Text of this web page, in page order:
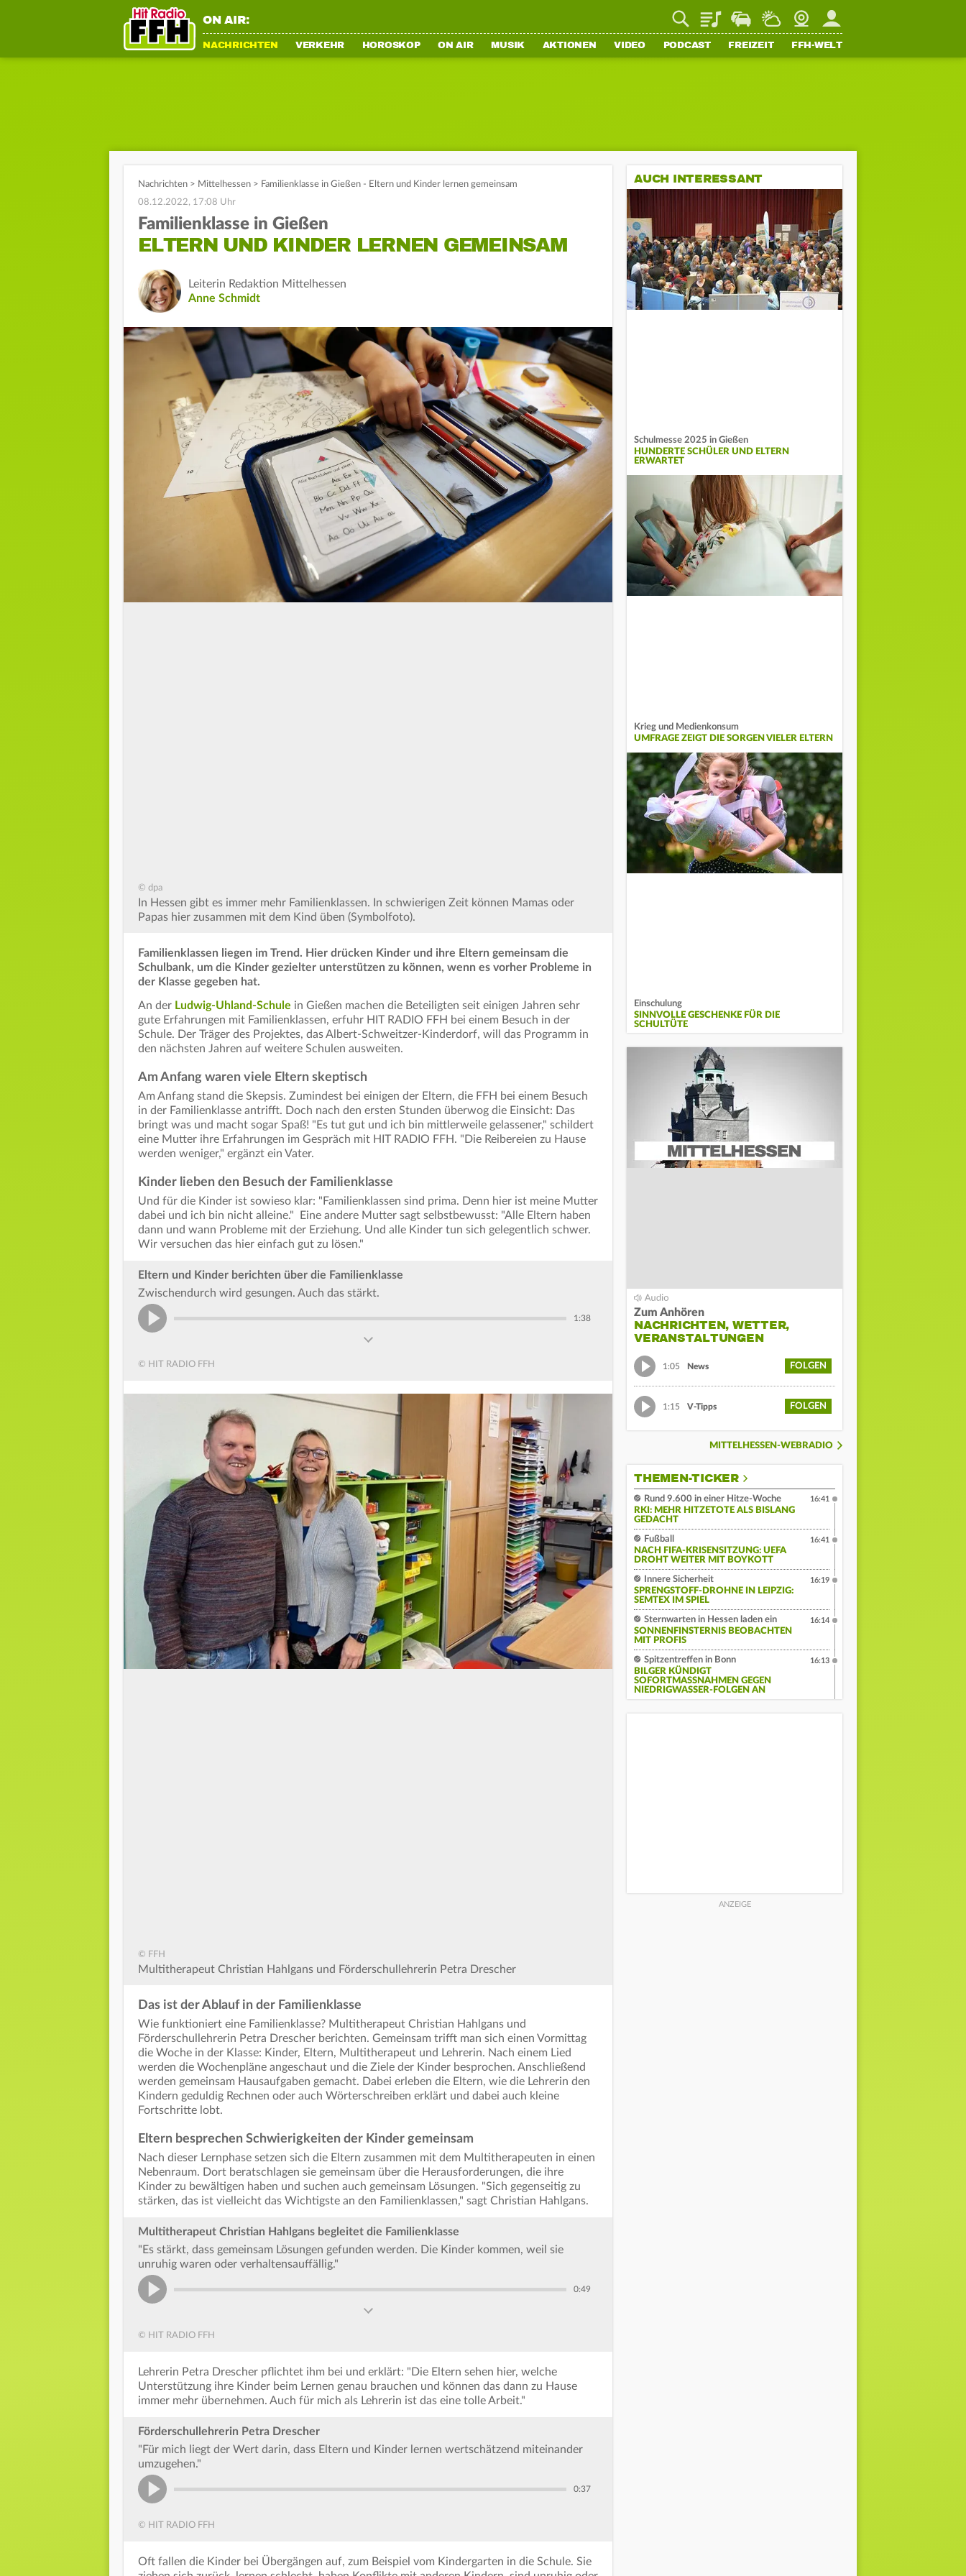
ON AIR: PlaylistStaupilotWetterWebcamMein FFH
NACHRICHTEN VERKEHR HOROSKOP ON AIR MUSIK AKTIONEN VIDEO PODCAST FREIZEIT FFH-WELT
Nachrichten > Mittelhessen > Familienklasse in Gießen - Eltern und Kinder lernen gemeinsam
08.12.2022, 17:08 Uhr
Familienklasse in Gießen
ELTERN UND KINDER LERNEN GEMEINSAM
Leiterin Redaktion Mittelhessen
Anne Schmidt
© dpa
In Hessen gibt es immer mehr Familienklassen. In schwierigen Zeit können Mamas oder
Papas hier zusammen mit dem Kind üben (Symbolfoto).
Familienklassen liegen im Trend. Hier drücken Kinder und ihre Eltern gemeinsam die
Schulbank, um die Kinder gezielter unterstützen zu können, wenn es vorher Probleme in
der Klasse gegeben hat.
An der Ludwig-Uhland-Schule in Gießen machen die Beteiligten seit einigen Jahren sehr
gute Erfahrungen mit Familienklassen, erfuhr HIT RADIO FFH bei einem Besuch in der
Schule. Der Träger des Projektes, das Albert-Schweitzer-Kinderdorf, will das Programm in
den nächsten Jahren auf weitere Schulen ausweiten.
Am Anfang waren viele Eltern skeptisch
Am Anfang stand die Skepsis. Zumindest bei einigen der Eltern, die FFH bei einem Besuch
in der Familienklasse antrifft. Doch nach den ersten Stunden überwog die Einsicht: Das
bringt was und macht sogar Spaß! "Es tut gut und ich bin mittlerweile gelassener," schildert
eine Mutter ihre Erfahrungen im Gespräch mit HIT RADIO FFH. "Die Reibereien zu Hause
werden weniger," ergänzt ein Vater.
Kinder lieben den Besuch der Familienklasse
Und für die Kinder ist sowieso klar: "Familienklassen sind prima. Denn hier ist meine Mutter
dabei und ich bin nicht alleine." Eine andere Mutter sagt selbstbewusst: "Alle Eltern haben
dann und wann Probleme mit der Erziehung. Und alle Kinder tun sich gelegentlich schwer.
Wir versuchen das hier einfach gut zu lösen."
Eltern und Kinder berichten über die Familienklasse
Zwischendurch wird gesungen. Auch das stärkt.
1:38
© HIT RADIO FFH
© FFH
Multitherapeut Christian Hahlgans und Förderschullehrerin Petra Drescher
Das ist der Ablauf in der Familienklasse
Wie funktioniert eine Familienklasse? Multitherapeut Christian Hahlgans und
Förderschullehrerin Petra Drescher berichten. Gemeinsam trifft man sich einen Vormittag
die Woche in der Klasse: Kinder, Eltern, Multitherapeut und Lehrerin. Nach einem Lied
werden die Wochenpläne angeschaut und die Ziele der Kinder besprochen. Anschließend
werden gemeinsam Hausaufgaben gemacht. Dabei erleben die Eltern, wie die Lehrerin den
Kindern geduldig Rechnen oder auch Wörterschreiben erklärt und dabei auch kleine
Fortschritte lobt.
Eltern besprechen Schwierigkeiten der Kinder gemeinsam
Nach dieser Lernphase setzen sich die Eltern zusammen mit dem Multitherapeuten in einen
Nebenraum. Dort beratschlagen sie gemeinsam über die Herausforderungen, die ihre
Kinder zu bewältigen haben und suchen auch gemeinsam Lösungen. "Sich gegenseitig zu
stärken, das ist vielleicht das Wichtigste an den Familienklassen," sagt Christian Hahlgans.
Multitherapeut Christian Hahlgans begleitet die Familienklasse
"Es stärkt, dass gemeinsam Lösungen gefunden werden. Die Kinder kommen, weil sie
unruhig waren oder verhaltensauffällig."
0:49
© HIT RADIO FFH
Lehrerin Petra Drescher pflichtet ihm bei und erklärt: "Die Eltern sehen hier, welche
Unterstützung ihre Kinder beim Lernen genau brauchen und können das dann zu Hause
immer mehr übernehmen. Auch für mich als Lehrerin ist das eine tolle Arbeit."
Förderschullehrerin Petra Drescher
"Für mich liegt der Wert darin, dass Eltern und Kinder lernen wertschätzend miteinander
umzugehen."
0:37
© HIT RADIO FFH
Oft fallen die Kinder bei Übergängen auf, zum Beispiel vom Kindergarten in die Schule. Sie
AUCH INTERESSANT
Schulmesse 2025 in Gießen
HUNDERTE SCHÜLER UND ELTERN
ERWARTET
Krieg und Medienkonsum
UMFRAGE ZEIGT DIE SORGEN VIELER ELTERN
Einschulung
SINNVOLLE GESCHENKE FÜR DIE
SCHULTÜTE
Zum Anhören
NACHRICHTEN, WETTER,
VERANSTALTUNGEN
1:05 News FOLGEN
1:15 V-Tipps FOLGEN
MITTELHESSEN-WEBRADIO
THEMEN-TICKER
Rund 9.600 in einer Hitze-Woche
RKI: MEHR HITZETOTE ALS BISLANG
GEDACHT
16:41
Fußball
NACH FIFA-KRISENSITZUNG: UEFA
DROHT WEITER MIT BOYKOTT
16:41
Innere Sicherheit
SPRENGSTOFF-DROHNE IN LEIPZIG:
SEMTEX IM SPIEL
16:19
Sternwarten in Hessen laden ein
SONNENFINSTERNIS BEOBACHTEN
MIT PROFIS
16:14
Spitzentreffen in Bonn
BILGER KÜNDIGT
SOFORTMASSNAHMEN GEGEN N
IEDRIGWASSER-FOLGEN AN
16:13